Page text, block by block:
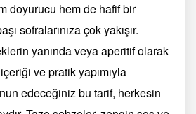
doyurucu hem de hafif bir
sofralarınıza çok yakışır.
yanında veya aperitif olarak
ve pratik yapımıyla
edeceğiniz bu tarif, herkesin